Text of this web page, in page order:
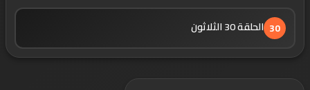
30 الحلقة 30 الثلاثون